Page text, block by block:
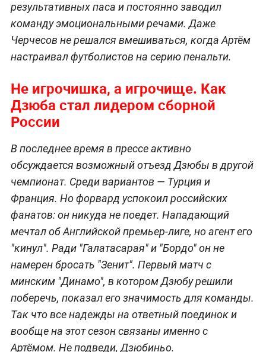
результативных паса и постоянно заводил
команду эмоциональными речами. Даже
Черчесов не решался вмешиваться, когда Артём
настраивал футболистов на серию пенальти.
Не игрочишка, а игрочище. Как
Дзюба стал лидером сборной
России
В последнее время в прессе активно
обсуждается возможный отъезд Дзюбы в другой
чемпионат. Среди вариантов — Турция и
Франция. Но форвард успокоил российских
фанатов: он никуда не поедет. Нападающий
мечтал об Английской премьер-лиге, но агент его
"кинул". Ради "Галатасарая" и "Бордо" он не
намерен бросать "Зенит". Первый матч с
минским "Динамо", в котором Дзюбу решили
поберечь, показал его значимость для команды.
Так что все надежды на ответный поединок и
вообще на этот сезон связаны именно с
Артёмом. Не подведи, Дзюбиньо.